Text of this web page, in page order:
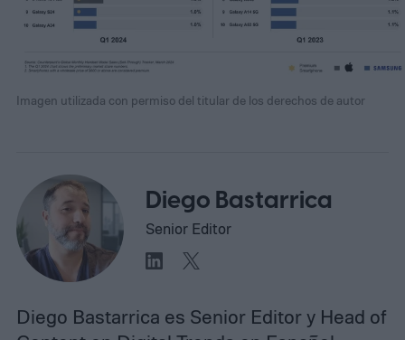
Imagen utilizada con permiso del titular de los derechos de autor
Diego Bastarrica
Senior Editor
Diego Bastarrica es Senior Editor y Head of